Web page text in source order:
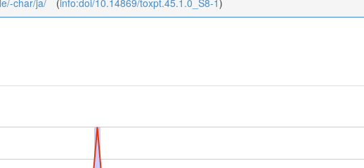
char/ja/ (info:doi/10.14869/toxpt.45.1.0_S8-1)